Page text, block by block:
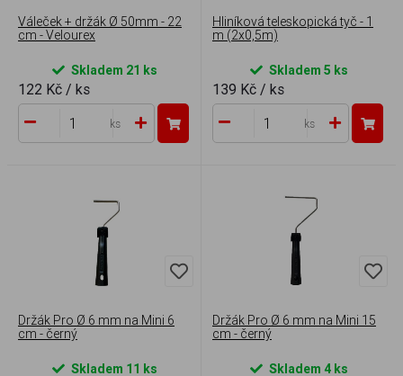
Váleček + držák Ø 50mm - 22
cm - Velourex
Skladem 21 ks
122 Kč / ks
ks
Hliníková teleskopická tyč - 1
m (2x0,5m)
Skladem 5 ks
139 Kč / ks
ks
Držák Pro Ø 6 mm na Mini 6
cm - černý
Skladem 11 ks
Držák Pro Ø 6 mm na Mini 15
cm - černý
Skladem 4 ks